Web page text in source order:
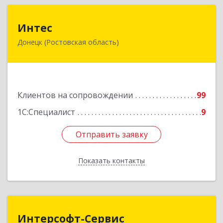
Интес
Донецк (Ростовская область)
Клиентов на сопровождении
99
1С:Специалист
9
Отправить заявку
Показать контакты
346330, Ростовская обл, Донецк г, 60-й кв-л,
Отправить заявку
Назад
Интерсофт-Сервис